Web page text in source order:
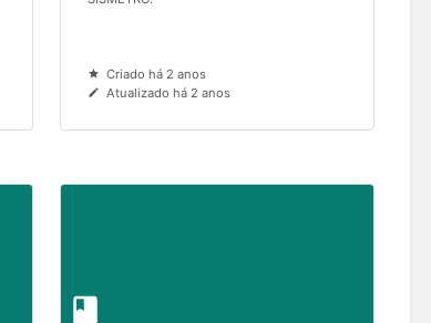
Criado há 2 anos
Atualizado há 2 anos